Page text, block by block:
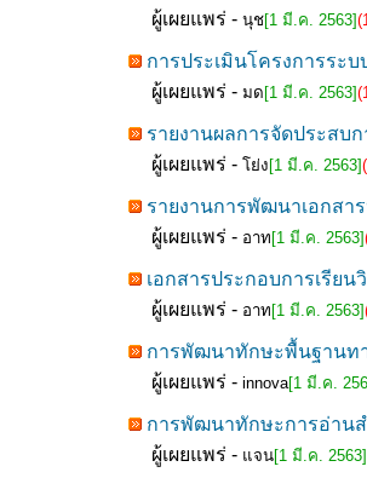
ผู้เผยแพร่ - นุช[1 มี.ค. 2563]
การประเมินโครงการระ
ผู้เผยแพร่ - มด [1 มี.ค. 2563]
รายงานผลการจัดประสบ
ผู้เผยแพร่ - โย่ง [1 มี.ค. 2563]
รายงานการพัฒนาเอกสา
ผู้เผยแพร่ - อาท [1 มี.ค. 2563]
เอกสารประกอบการเรีย
ผู้เผยแพร่ - อาท [1 มี.ค. 2563]
การพัฒนาทักษะพื้นฐานท
ผู้เผยแพร่ - innova[1 มี.ค.
การพัฒนาทักษะการอ่าน
ผู้เผยแพร่ - แจน[1 มี.ค. 2563]